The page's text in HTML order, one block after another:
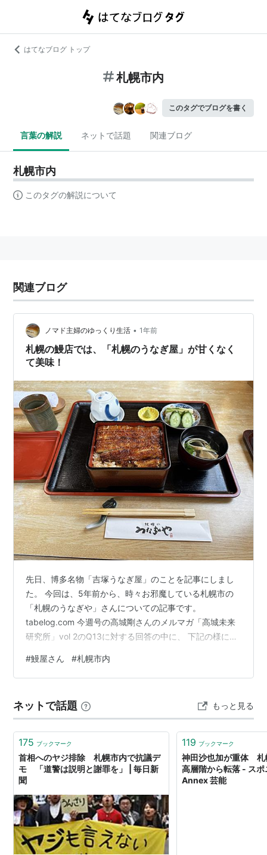
はてなブログ トップ
札幌市内
このタグでブログを書く
言葉の解説 ネットで話題 関連ブログ
札幌市内
このタグの解説について
関連ブログ
ノマド主婦のゆっくり生活 • 1年前
札幌の鰻店では、「札幌のうなぎ屋」が甘くなく
て美味！
先日、博多名物「吉塚うなぎ屋」のことを記事にしまし
た。 今回は、5年前から、時々お邪魔している札幌市の
「札幌のうなぎや」さんについての記事です。
tabelog.com 今週号の高城剛さんのメルマガ「高城未来
研究所」vol 2のQ13に対する回答の中に、 下記の様に鰻
好き人間です。 この回答を読んだので、今回も鰻の記事
とした次第。 上の写真は、一口いただいた後に撮ったも
「ズバリ旬である今の時期に東京で美味しいうなぎの名
店」。 天然が旬であるいま（春と秋…
#鰻屋さん #札幌市内
ネットで話題 もっと見る
175 ブックマーク
首相へのヤジ排除 札幌市内で抗議デ
モ 「道警は説明と謝罪を」 | 毎日新
聞
119 ブックマーク
神田沙也加が重体 札
高層階から転落 - ス
Annex 芸能